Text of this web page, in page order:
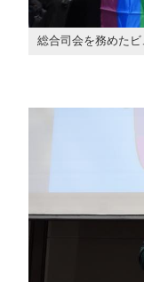
総合司会を務めた